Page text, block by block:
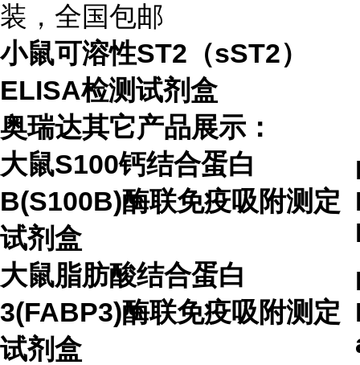
装，全国包邮
小鼠可溶性ST2（sST2）
ELISA检测试剂盒
奥瑞达其它产品展示：
大鼠S100钙结合蛋白
B(S100B)酶联免疫吸附测定
试剂盒
大鼠脂肪酸结合蛋白
3(FABP3)酶联免疫吸附测定
试剂盒